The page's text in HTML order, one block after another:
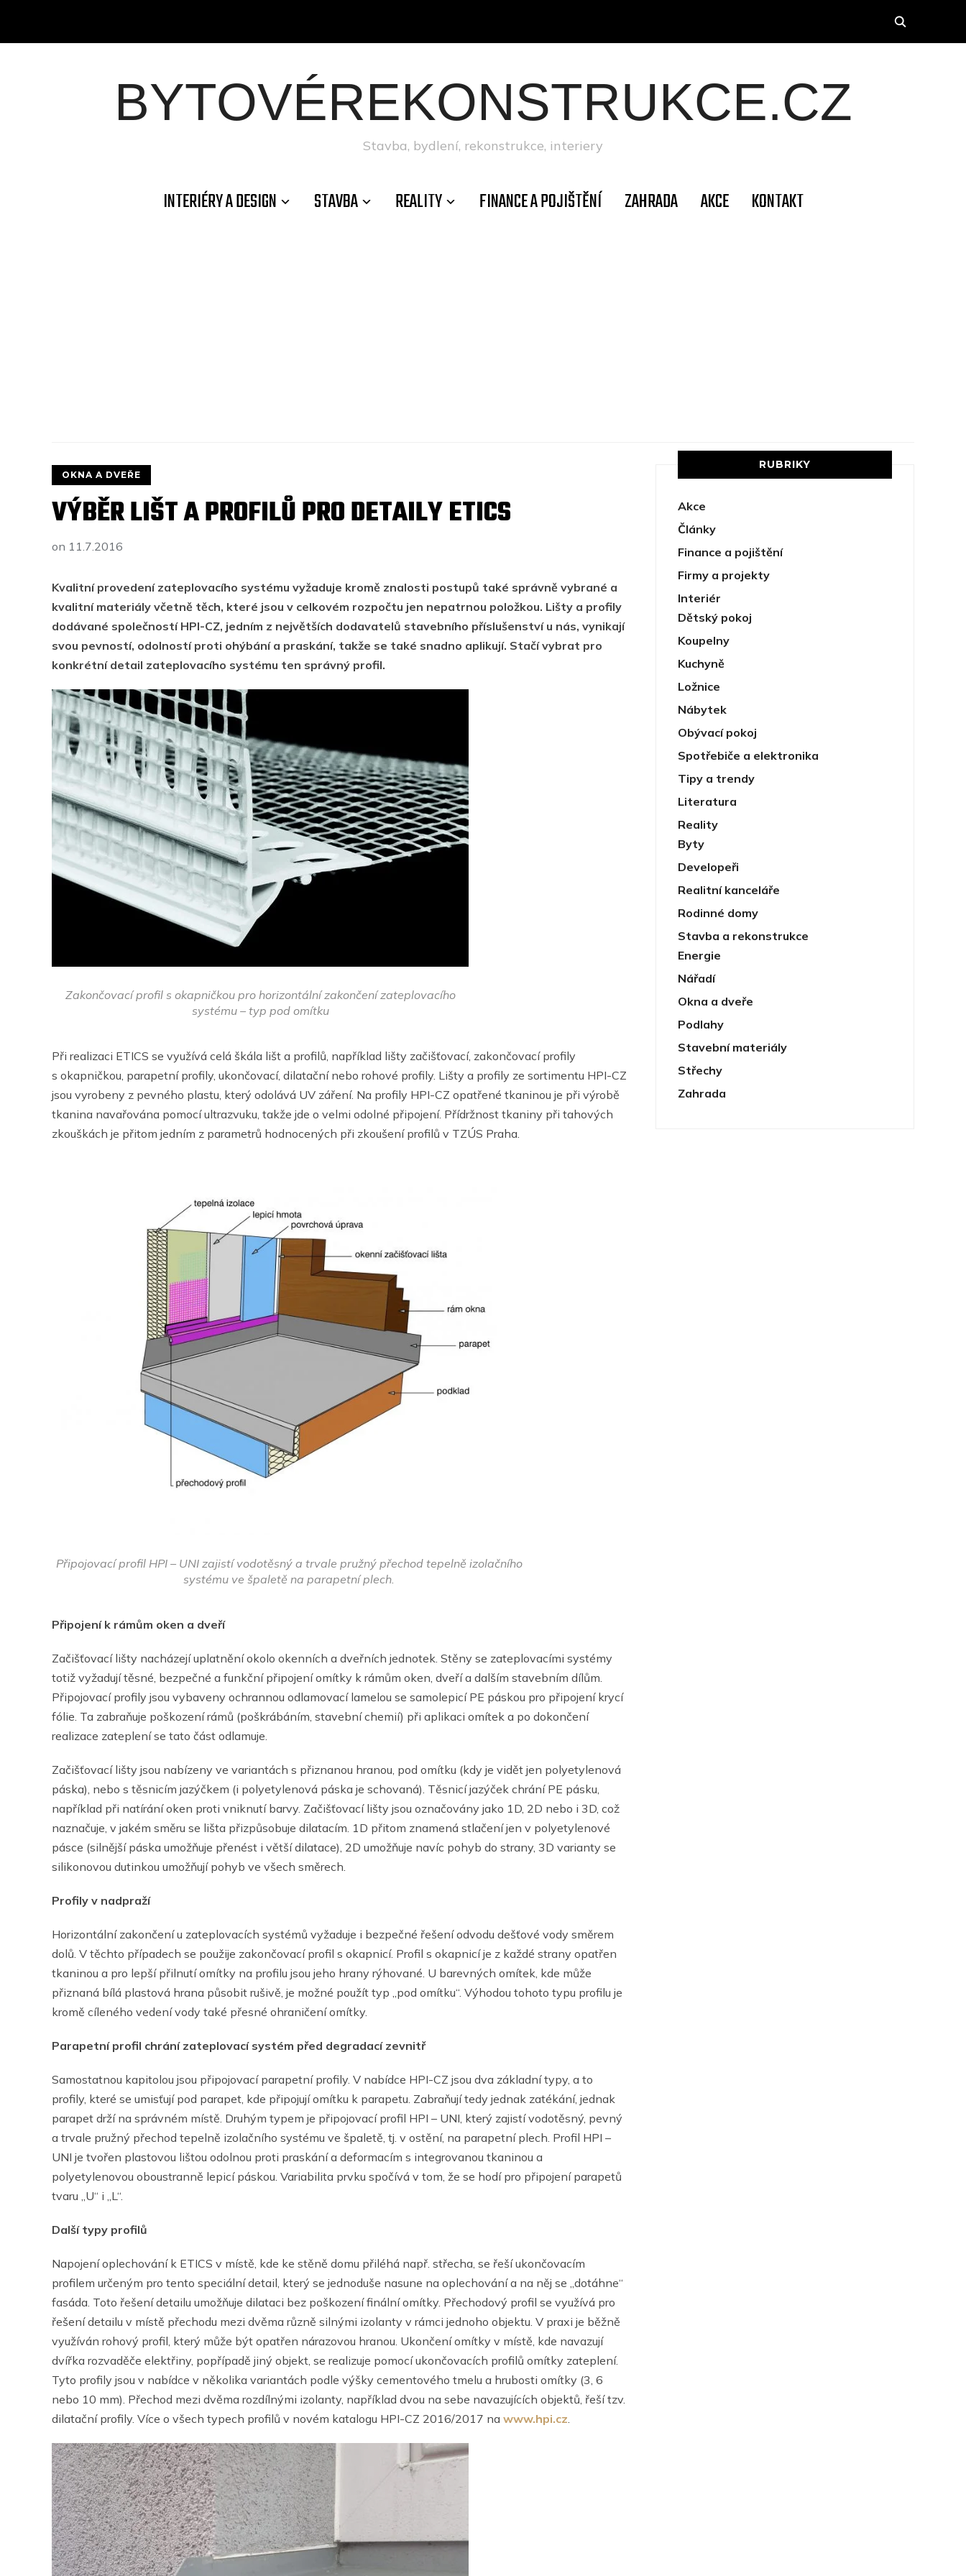
BYTOVÉREKONSTRUKCE.CZ
Stavba, bydlení, rekonstrukce, interiery
INTERIÉRY A DESIGN STAVBA REALITY FINANCE A POJIŠTĚNÍ ZAHRADA AKCE KONTAKT
OKNA A DVEŘE
VÝBĚR LIŠT A PROFILŮ PRO DETAILY ETICS
on 11.7.2016
Kvalitní provedení zateplovacího systému vyžaduje kromě znalosti postupů také správně vybrané a
kvalitní materiály včetně těch, které jsou v celkovém rozpočtu jen nepatrnou položkou. Lišty a profily
dodávané společností HPI-CZ, jedním z největších dodavatelů stavebního příslušenství u nás, vynikají
svou pevností, odolností proti ohýbání a praskání, takže se také snadno aplikují. Stačí vybrat pro
konkrétní detail zateplovacího systému ten správný profil.
Zakončovací profil s okapničkou pro horizontální zakončení zateplovacího
systému – typ pod omítku
Při realizaci ETICS se využívá celá škála lišt a profilů, například lišty začišťovací, zakončovací profily
s okapničkou, parapetní profily, ukončovací, dilatační nebo rohové profily. Lišty a profily ze sortimentu HPI-CZ
jsou vyrobeny z pevného plastu, který odolává UV záření. Na profily HPI-CZ opatřené tkaninou je při výrobě
tkanina navařována pomocí ultrazvuku, takže jde o velmi odolné připojení. Přídržnost tkaniny při tahových
zkouškách je přitom jedním z parametrů hodnocených při zkoušení profilů v TZÚS Praha.
Připojovací profil HPI – UNI zajistí vodotěsný a trvale pružný přechod tepelně izolačního
systému ve špaletě na parapetní plech.
Připojení k rámům oken a dveří
Začišťovací lišty nacházejí uplatnění okolo okenních a dveřních jednotek. Stěny se zateplovacími systémy
totiž vyžadují těsné, bezpečné a funkční připojení omítky k rámům oken, dveří a dalším stavebním dílům.
Připojovací profily jsou vybaveny ochrannou odlamovací lamelou se samolepicí PE páskou pro připojení krycí
fólie. Ta zabraňuje poškození rámů (poškrábáním, stavební chemií) při aplikaci omítek a po dokončení
realizace zateplení se tato část odlamuje.
Začišťovací lišty jsou nabízeny ve variantách s přiznanou hranou, pod omítku (kdy je vidět jen polyetylenová
páska), nebo s těsnicím jazýčkem (i polyetylenová páska je schovaná). Těsnicí jazýček chrání PE pásku,
například při natírání oken proti vniknutí barvy. Začišťovací lišty jsou označovány jako 1D, 2D nebo i 3D, což
naznačuje, v jakém směru se lišta přizpůsobuje dilatacím. 1D přitom znamená stlačení jen v polyetylenové
pásce (silnější páska umožňuje přenést i větší dilatace), 2D umožňuje navíc pohyb do strany, 3D varianty se
silikonovou dutinkou umožňují pohyb ve všech směrech.
Profily v nadpraží
Horizontální zakončení u zateplovacích systémů vyžaduje i bezpečné řešení odvodu dešťové vody směrem
dolů. V těchto případech se použije zakončovací profil s okapnicí. Profil s okapnicí je z každé strany opatřen
tkaninou a pro lepší přilnutí omítky na profilu jsou jeho hrany rýhované. U barevných omítek, kde může
přiznaná bílá plastová hrana působit rušivě, je možné použít typ „pod omítku“. Výhodou tohoto typu profilu je
kromě cíleného vedení vody také přesné ohraničení omítky.
Parapetní profil chrání zateplovací systém před degradací zevnitř
Samostatnou kapitolou jsou připojovací parapetní profily. V nabídce HPI-CZ jsou dva základní typy, a to
profily, které se umisťují pod parapet, kde připojují omítku k parapetu. Zabraňují tedy jednak zatékání, jednak
parapet drží na správném místě. Druhým typem je připojovací profil HPI – UNI, který zajistí vodotěsný, pevný
a trvale pružný přechod tepelně izolačního systému ve špaletě, tj. v ostění, na parapetní plech. Profil HPI –
UNI je tvořen plastovou lištou odolnou proti praskání a deformacím s integrovanou tkaninou a
polyetylenovou oboustranně lepicí páskou. Variabilita prvku spočívá v tom, že se hodí pro připojení parapetů
tvaru „U“ i „L“.
Další typy profilů
Napojení oplechování k ETICS v místě, kde ke stěně domu přiléhá např. střecha, se řeší ukončovacím
profilem určeným pro tento speciální detail, který se jednoduše nasune na oplechování a na něj se „dotáhne“
fasáda. Toto řešení detailu umožňuje dilataci bez poškození finální omítky. Přechodový profil se využívá pro
řešení detailu v místě přechodu mezi dvěma různě silnými izolanty v rámci jednoho objektu. V praxi je běžně
využíván rohový profil, který může být opatřen nárazovou hranou. Ukončení omítky v místě, kde navazují
dvířka rozvaděče elektřiny, popřípadě jiný objekt, se realizuje pomocí ukončovacích profilů omítky zateplení.
Tyto profily jsou v nabídce v několika variantách podle výšky cementového tmelu a hrubosti omítky (3, 6
nebo 10 mm). Přechod mezi dvěma rozdílnými izolanty, například dvou na sebe navazujících objektů, řeší tzv.
dilatační profily. Více o všech typech profilů v novém katalogu HPI-CZ 2016/2017 na www.hpi.cz
RUBRIKY
Akce
Články
Finance a pojištění
Firmy a projekty
Interiér
Dětský pokoj
Koupelny
Kuchyně
Ložnice
Nábytek
Obývací pokoj
Spotřebiče a elektronika
Tipy a trendy
Literatura
Reality
Byty
Developeři
Realitní kanceláře
Rodinné domy
Stavba a rekonstrukce
Energie
Nářadí
Okna a dveře
Podlahy
Stavební materiály
Střechy
Zahrada